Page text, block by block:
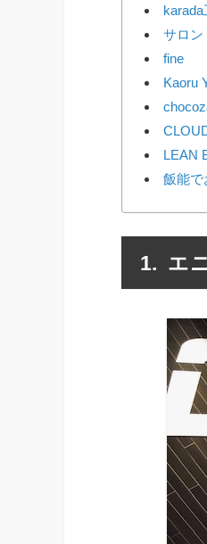
karada
サロン
fine
Kaoru
LEAN
飯能で
エ